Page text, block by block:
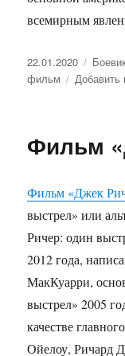
всемирным
Опубликовано
22.01.2020
фильм
Добавить
Фильм
Фильм «Джек
выстрел» или
Ричер: один
2012 года,
МакКуарри,
выстрел» 2005
качестве
Ойелоу, Ричард